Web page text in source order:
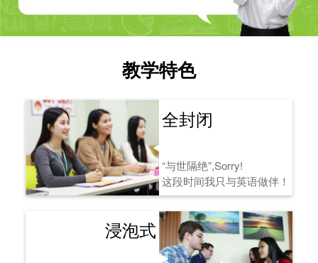
教学特色
全封闭
“与世隔绝”,Sorry!
这段时间我只与英语做伴！
浸泡式